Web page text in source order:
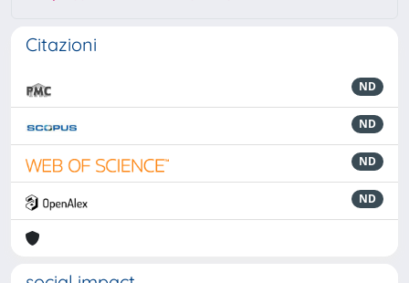
Citazioni
ND
ND
ND
ND